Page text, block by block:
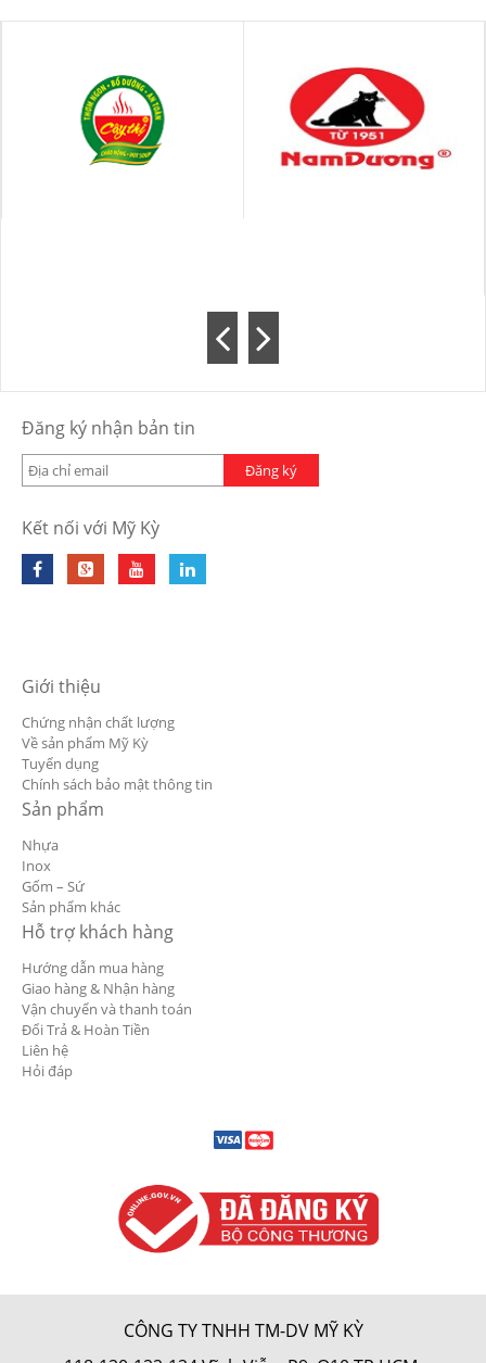
Đăng ký nhận bản tin
Đăng ký
Kết nối với Mỹ Kỳ
Giới thiệu
Chứng nhận chất lượng
Về sản phẩm Mỹ Kỳ
Tuyển dụng
Chính sách bảo mật thông tin
Sản phẩm
Nhựa
Inox
Gốm – Sứ
Sản phẩm khác
Hỗ trợ khách hàng
Hướng dẫn mua hàng
Giao hàng & Nhận hàng
Vận chuyển và thanh toán
Đổi Trả & Hoàn Tiền
Liên hệ
Hỏi đáp
CÔNG TY TNHH TM-DV MỸ KỲ